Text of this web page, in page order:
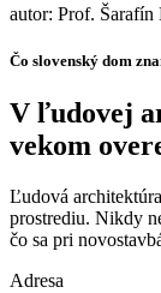
autor: Prof.
Čo slovenský dom
V ľudovej
vekom
Ľudová
prostrediu. Nikdy
čo sa pri
Adresa